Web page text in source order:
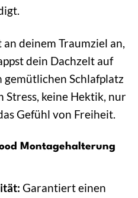
an deinem Traumziel an,
dein Dachzelt auf
gemütlichen Schlafplatz
Stress, keine Hektik, nur
Gefühl von Freiheit.
Montagehalterung
Garantiert einen